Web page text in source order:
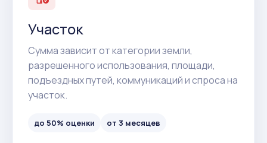
Участок
Сумма зависит от категории земли,
разрешенного использования, площади,
подъездных путей, коммуникаций и спроса на
участок.
до 50% оценки от 3 месяцев